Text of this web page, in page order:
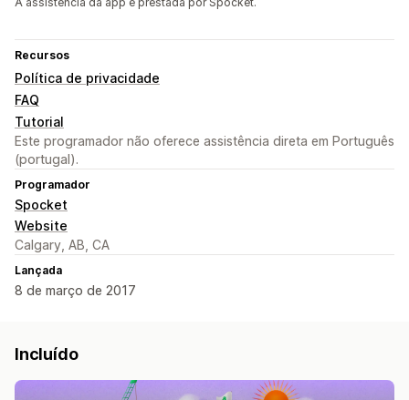
Recursos
Política de privacidade
FAQ
Tutorial
Este programador não oferece assistência direta em Português
(portugal).
Programador
Spocket
Website
Calgary, AB, CA
Lançada
8 de março de 2017
Incluído